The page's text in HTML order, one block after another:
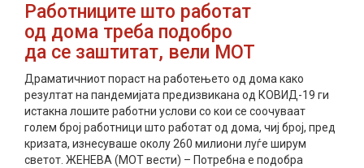
Работниците што работат
од дома треба подобро
да се заштитат, вели МОТ
Драматичниот пораст на работењето од дома како
резултат на пандемијата предизвикана од КОВИД-19 ги
истакна лошите работни услови со кои се соочуваат
голем број работници што работат од дома, чиј број, пред
кризата, изнесуваше околу 260 милиони луѓе ширум
светот. ЖЕНЕВА (МОТ вести) – Потребна е подобра